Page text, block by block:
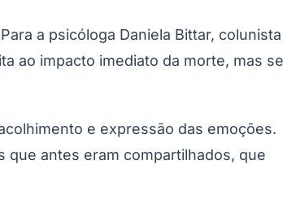
a psicóloga Daniela Bittar, colunista
ao impacto imediato da morte, mas se
e expressão das emoções.
que antes eram compartilhados, que